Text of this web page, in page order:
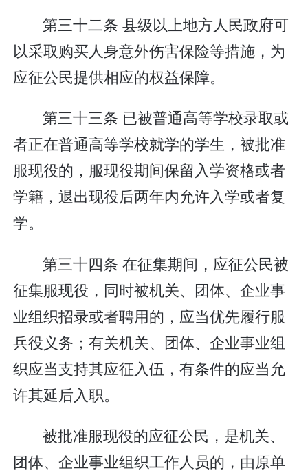
第三十二条 县级以上地方人民政府可
以采取购买人身意外伤害保险等措施，为
应征公民提供相应的权益保障。
第三十三条 已被普通高等学校录取或
者正在普通高等学校就学的学生，被批准
服现役的，服现役期间保留入学资格或者
学籍，退出现役后两年内允许入学或者复
学。
第三十四条 在征集期间，应征公民被
征集服现役，同时被机关、团体、企业事
业组织招录或者聘用的，应当优先履行服
兵役义务；有关机关、团体、企业事业组
织应当支持其应征入伍，有条件的应当允
许其延后入职。
被批准服现役的应征公民，是机关、
团体、企业事业组织工作人员的，由原单